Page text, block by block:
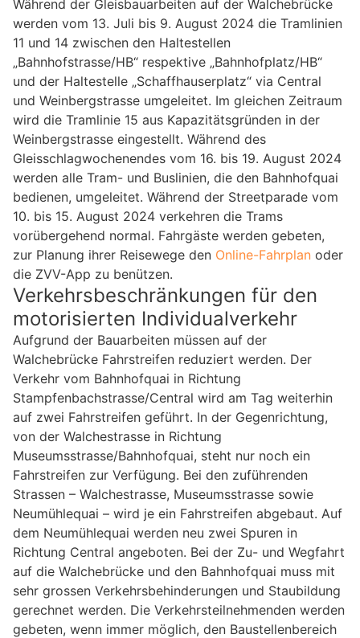
Während der Gleisbauarbeiten auf der Walchebrücke
werden vom 13. Juli bis 9. August 2024 die Tramlinien
11 und 14 zwischen den Haltestellen
„Bahnhofstrasse/HB“ respektive „Bahnhofplatz/HB“
und der Haltestelle „Schaffhauserplatz“ via Central
und Weinbergstrasse umgeleitet. Im gleichen Zeitraum
wird die Tramlinie 15 aus Kapazitätsgründen in der
Weinbergstrasse eingestellt. Während des
Gleisschlagwochenendes vom 16. bis 19. August 2024
werden alle Tram- und Buslinien, die den Bahnhofquai
bedienen, umgeleitet. Während der Streetparade vom
10. bis 15. August 2024 verkehren die Trams
vorübergehend normal. Fahrgäste werden gebeten,
zur Planung ihrer Reisewege den Online-Fahrplan oder
die ZVV-App zu benützen.
Verkehrsbeschränkungen für den
motorisierten Individualverkehr
Aufgrund der Bauarbeiten müssen auf der
Walchebrücke Fahrstreifen reduziert werden. Der
Verkehr vom Bahnhofquai in Richtung
Stampfenbachstrasse/Central wird am Tag weiterhin
auf zwei Fahrstreifen geführt. In der Gegenrichtung,
von der Walchestrasse in Richtung
Museumsstrasse/Bahnhofquai, steht nur noch ein
Fahrstreifen zur Verfügung. Bei den zuführenden
Strassen – Walchestrasse, Museumsstrasse sowie
Neumühlequai – wird je ein Fahrstreifen abgebaut. Auf
dem Neumühlequai werden neu zwei Spuren in
Richtung Central angeboten. Bei der Zu- und Wegfahrt
auf die Walchebrücke und den Bahnhofquai muss mit
sehr grossen Verkehrsbehinderungen und Staubildung
gerechnet werden. Die Verkehrsteilnehmenden werden
gebeten, wenn immer möglich, den Baustellenbereich